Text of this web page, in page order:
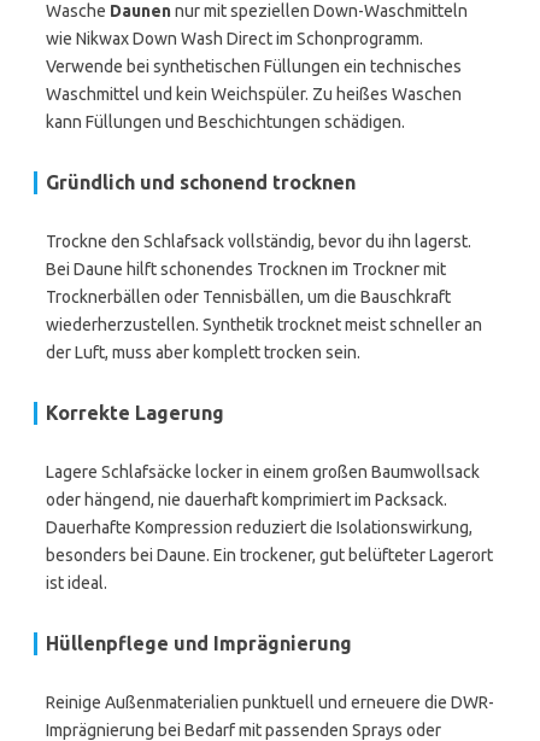
Wasche Daunennur mit speziellen Down-Waschmitteln
wie Nikwax Down Wash Direct im Schonprogramm.
Verwende bei synthetischen Füllungen ein technisches
Waschmittel und kein Weichspüler. Zu heißes Waschen
kann Füllungen und Beschichtungen schädigen.
Gründlich und schonend trocknen
Trockne den Schlafsack vollständig, bevor du ihn lagerst.
Bei Daune hilft schonendes Trocknen im Trockner mit
Trocknerbällen oder Tennisbällen, um die Bauschkraft
wiederherzustellen. Synthetik trocknet meist schneller an
der Luft, muss aber komplett trocken sein.
Korrekte Lagerung
Lagere Schlafsäcke locker in einem großen Baumwollsack
oder hängend, nie dauerhaft komprimiert im Packsack.
Dauerhafte Kompression reduziert die Isolationswirkung,
besonders bei Daune. Ein trockener, gut belüfteter Lagerort
ist ideal.
Hüllenpflege und Imprägnierung
Reinige Außenmaterialien punktuell und erneuere die DWR-
Imprägnierung bei Bedarf mit passenden Sprays oder